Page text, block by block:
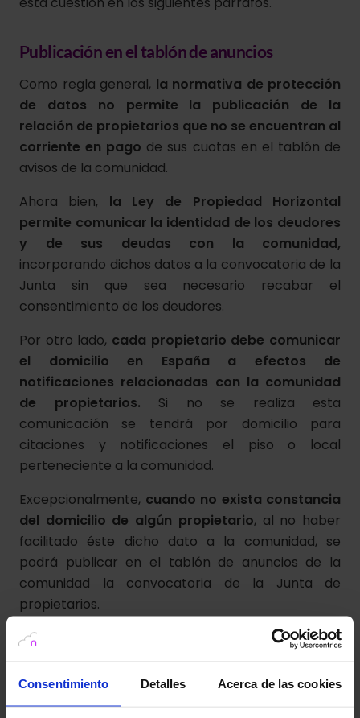
Consentimiento Detalles Acerca de las cookies
Publicación en el tablón de anuncios
Como regla general, la normativa de protección
de datos no permite la publicación de la
relación de propietarios que no se encuentran al
corriente en pago de sus cuotas en el tablón de
avisos de la comunidad.
Ahora bien, la Ley de Propiedad Horizontal
permite comunicar la identidad de los deudores
y de sus deudas con la comunidad,
incorporando dichos datos a la convocatoria de la
Junta sin que sea necesario recabar el
consentimiento de los deudores.
Por otro lado, cada propietario debe comunicar
el domicilio en España a efectos de
notificaciones relacionadas con la comunidad
de propietarios. Si no se realiza esta
comunicación se tendrá por domicilio para
citaciones y notificaciones el piso o local
perteneciente a la comunidad.
Excepcionalmente, cuando no exista constancia
del domicilio de algún propietario, al no haber
facilitado éste dicho dato a la comunidad, se
podrá publicar en el tablón de anuncios de la
comunidad la convocatoria de la Junta de
propietarios.
Publicación mediante comunicación remitida
a cada propietario
La publicación de la relación de propietarios